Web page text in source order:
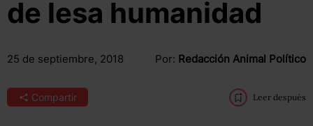
de lesa humanidad
25 de septiembre, 2018 Por: Redacción Animal Político
Compartir Leer después